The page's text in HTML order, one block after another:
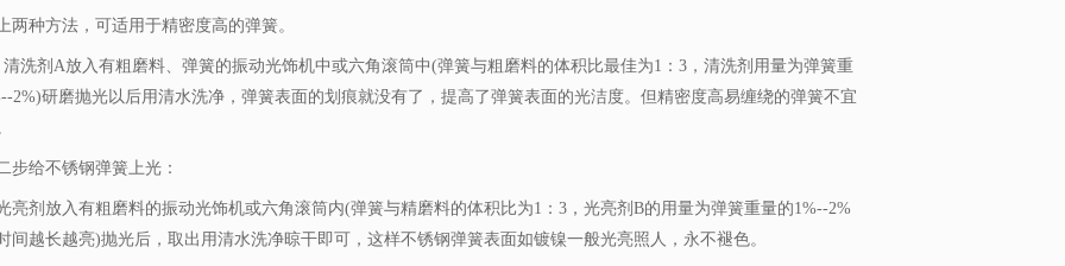
方法，可适用于精密度高的弹簧。
剂A放入有粗磨料、弹簧的振动光饰机中或六角滚筒中(弹簧与粗磨料的体积比最佳为1：3，清洗剂用量为弹簧重
2%)研磨抛光以后用清水洗净，弹簧表面的划痕就没有了，提高了弹簧表面的光洁度。但精密度高易缠绕的弹簧不宜
不锈钢弹簧上光：
放入有粗磨料的振动光饰机或六角滚筒内(弹簧与精磨料的体积比为1：3，光亮剂B的用量为弹簧重量的1%--2%
间越长越亮)抛光后，取出用清水洗净晾干即可，这样不锈钢弹簧表面如镀镍一般光亮照人，永不褪色。